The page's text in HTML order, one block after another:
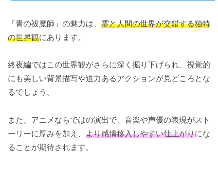
「青の祓魔師」の魅力は、 霊と人間の世界が交錯する独特
の世界観にあります。
終夜編ではこの世界観がさらに深く掘り下げられ、視覚的
にも美しい背景描写や迫力あるアクションが見どころとな
るでしょう。
また、アニメならではの演出で、音楽や声優の表現がスト
ーリーに厚みを加え、 より感情移入しやすい仕上がりにな
ることが期待されます。